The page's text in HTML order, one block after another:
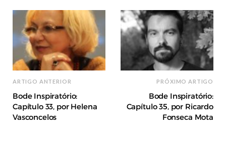
ARTIGO ANTERIOR
Bode Inspiratório:
Capítulo 33, por Helena
Vasconcelos
PRÓXIMO ARTIGO
Bode Inspiratório:
Capítulo 35, por Ricardo
Fonseca Mota